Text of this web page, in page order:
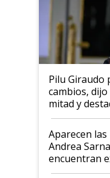
Pilu Giraudo
cambios,
mitad y
ser "para
mandato
nacional"
Aparecen
Andrea
encuentran
cómo